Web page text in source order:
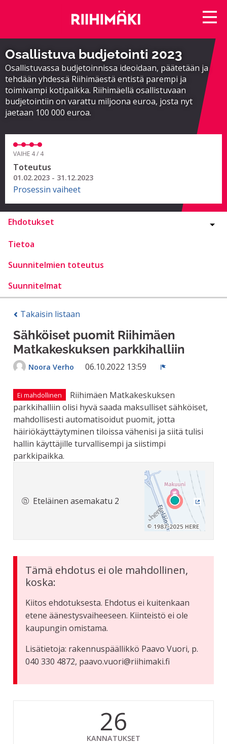
Osallistuva budjetointi 2023
Osallistuvassa budjetoinnissa ideoidaan, päätetään ja
tehdään yhdessä Riihimäestä entistä parempi ja
toimivampi kotipaikka. Riihimäellä osallistuvaan
budjetointiin on varattu miljoona euroa, josta nyt
jaetaan 100 000 euroa.
VAIHE 4 / 4
Toteutus
01.02.2023 - 31.12.2023
Prosessin vaiheet
Ehdotukset
Tietoa
Suunnitelmien toteutus
Suunnitelmat
Takaisin listaan
Sähköiset puomit Riihimäen
Matkakeskuksen parkkihalliin
Noora Verho 06.10.2022 13:59
Ei mahdollinen
Riihimäen Matkakeskuksen
parkkihalliin olisi hyvä saada maksulliset sähköiset,
mahdollisesti automatisoidut puomit, jotta
häiriökäyttäytyminen tiloissa vähenisi ja siitä tulisi
hallin käyttäjille turvallisempi ja siistimpi
parkkipaikka.
Eteläinen asemakatu 2
Tämä ehdotus ei ole mahdollinen,
koska:
Kiitos ehdotuksesta. Ehdotus ei kuitenkaan
etene äänestysvaiheeseen. Kiinteistö ei ole
kaupungin omistama.
Lisätietoja: rakennuspäällikkö Paavo Vuori, p.
040 330 4872, paavo.vuori@riihimaki.fi
26
KANNATUKSET